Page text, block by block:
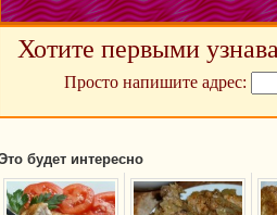
Хотите первыми
Просто напишите адрес:
будет интересно